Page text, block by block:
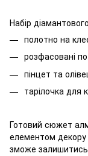
Набір
полотно на
розфасовані
пінцет та
тарілочка для
Готовий сюжет
елементом
зможе залишитись